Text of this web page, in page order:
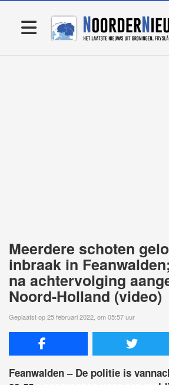
Meerdere schoten
inbraak in
na achtervolging
Noord-Holland (video)
Geplaatst op 25 februari 2022, om 05:57 uur
Feanwalden – De politie is